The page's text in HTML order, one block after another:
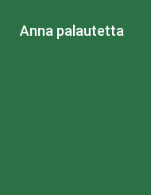
Anna palautetta